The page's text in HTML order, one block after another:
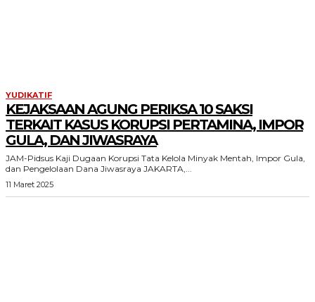
YUDIKATIF
KEJAKSAAN AGUNG PERIKSA 10 SAKSI
TERKAIT KASUS KORUPSI PERTAMINA, IMPOR
GULA, DAN JIWASRAYA
JAM-Pidsus Kaji Dugaan Korupsi Tata Kelola Minyak Mentah, Impor Gula,
dan Pengelolaan Dana Jiwasraya JAKARTA,...
11 Maret 2025